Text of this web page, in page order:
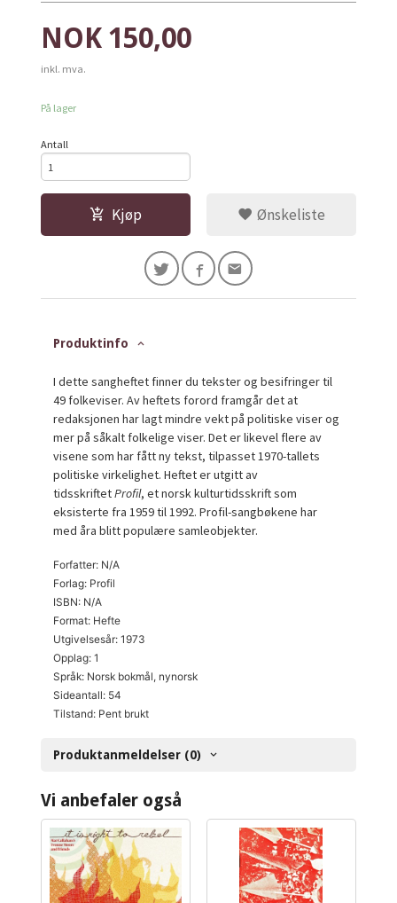
Pris
NOK 150,00
inkl. mva.
På lager
Antall
Kjøp Ønskeliste
Produktinfo
I dette sangheftet finner du tekster og besifringer til
49 folkeviser. Av heftets forord framgår det at
redaksjonen har lagt mindre vekt på politiske viser og
mer på såkalt folkelige viser. Det er likevel flere av
visene som har fått ny tekst, tilpasset 1970-tallets
politiske virkelighet. Heftet er utgitt av
tidsskriftetProfil, et norsk kulturtidsskrift som
eksisterte fra 1959 til 1992. Profil-sangbøkene har
med åra blitt populære samleobjekter.
Forfatter: N/A
Forlag: Profil
ISBN: N/A
Format: Hefte
Utgivelsesår: 1973
Opplag: 1
Språk: Norsk bokmål, nynorsk
Sideantall: 54
Tilstand: Pent brukt
Produktanmeldelser (0)
Vi anbefaler også